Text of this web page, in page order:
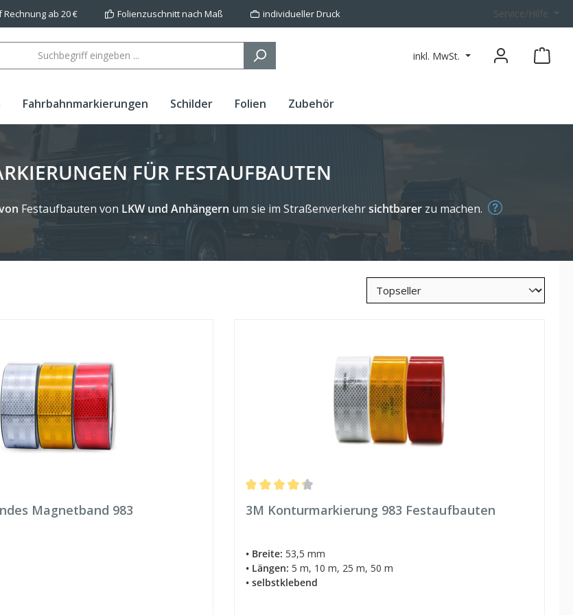
ab 20 € Folienzuschnitt nach Maß individueller Druck Service/Hilfe
inkl. MwSt.
Fahrbahnmarkierungen Schilder Folien Zubehör
FÜR FESTAUFBAUTEN
Festaufbauten von LKW und Anhängern um sie im Straßenverkehrsichtbarerzu machen.
Magnetband 983 3M Konturmarkierung 983 Festaufbauten
• Breite: 53,5 mm
• Längen: 5 m, 10 m, 25 m, 50 m
• selbstklebend